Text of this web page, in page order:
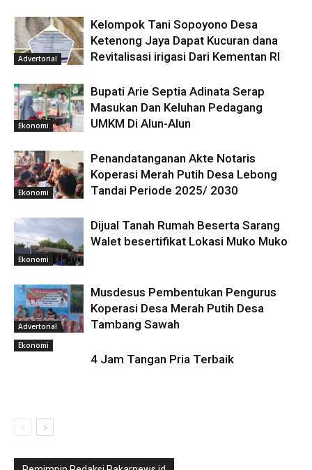
Advertorial
Kelompok Tani Sopoyono Desa
Ketenong Jaya Dapat Kucuran dana
Revitalisasi irigasi Dari Kementan RI
Ekonomi
Bupati Arie Septia Adinata Serap
Masukan Dan Keluhan Pedagang
UMKM Di Alun-Alun
Ekonomi
Penandatanganan Akte Notaris
Koperasi Merah Putih Desa Lebong
Tandai Periode 2025/ 2030
Ekonomi
Dijual Tanah Rumah Beserta Sarang
Walet besertifikat Lokasi Muko Muko
Advertorial
Musdesus Pembentukan Pengurus
Koperasi Desa Merah Putih Desa
Tambang Sawah
Ekonomi
4 Jam Tangan Pria Terbaik